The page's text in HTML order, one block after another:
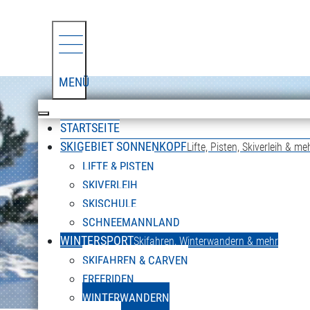
MENÜ
STARTSEITE
SKIGEBIET SONNENKOPFLifte, Pisten, Skiverleih &
LIFTE & PISTEN
SKIVERLEIH
SKISCHULE
SCHNEEMANNLAND
WINTERSPORTSkifahren, Winterwandern & mehr
SKIFAHREN & CARVEN
FREERIDEN
WINTERWANDERN